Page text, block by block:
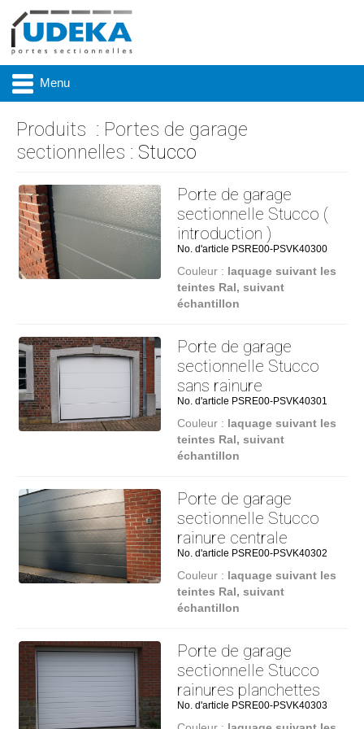
Menu
Actualité
Présentation
Produits
Réalisations
Contact & accès
Produits : Portes de garage
sectionnelles : Stucco
Porte de garage
sectionnelle Stucco (
introduction )
No. d'article PSRE00-PSVK40300
Couleur : laquage suivant les
teintes Ral, suivant
échantillon
Porte de garage
sectionnelle Stucco
sans rainure
No. d'article PSRE00-PSVK40301
Couleur : laquage suivant les
teintes Ral, suivant
échantillon
Porte de garage
sectionnelle Stucco
rainure centrale
No. d'article PSRE00-PSVK40302
Couleur : laquage suivant les
teintes Ral, suivant
échantillon
Porte de garage
sectionnelle Stucco
rainures planchettes
No. d'article PSRE00-PSVK40303